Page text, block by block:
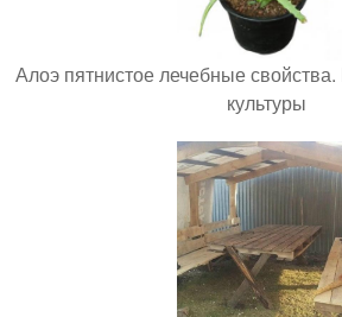
Алоэ пятнистое лечебные
культуры